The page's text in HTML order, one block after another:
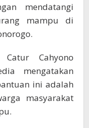
mendatangi
mampu di
Catur Cahyono
mengatakan
ini adalah
masyarakat